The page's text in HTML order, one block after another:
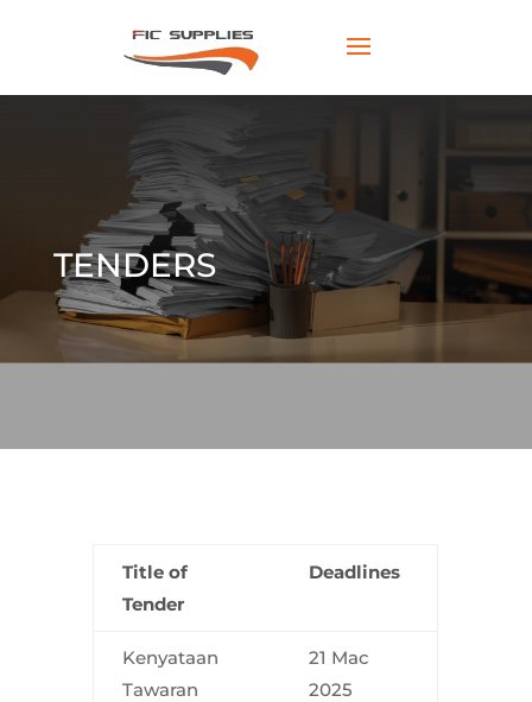
TENDERS
Title of
Tender
Deadlines
Kenyataan
Tawaran
21 Mac
2025